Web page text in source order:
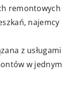
remontowych
najemcy
z usługami
w jednym